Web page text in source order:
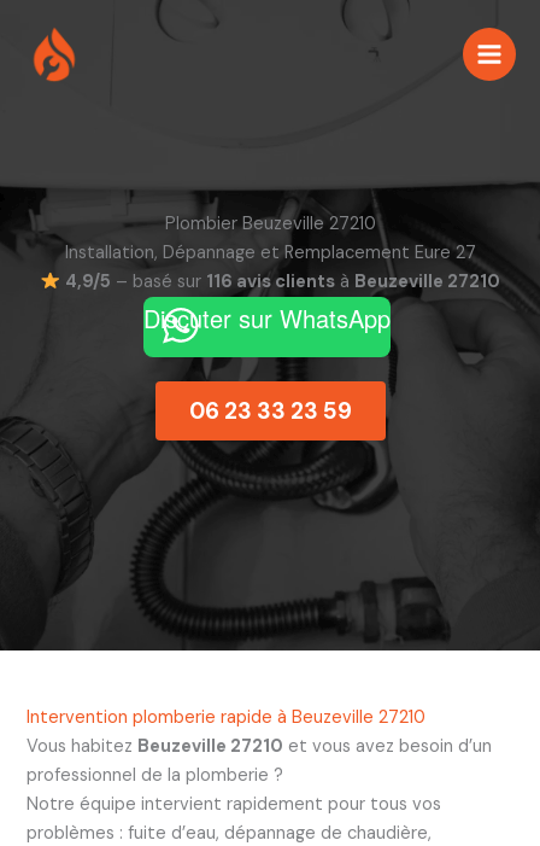
contenu
Plombier Beuzeville 27210
Installation, Dépannage et Remplacement Eure 27
4,9/5 – basé sur 116 avis clientsà Beuzeville 27210
Discuter sur WhatsApp
06 23 33 23 59
Intervention plomberie rapide à Beuzeville 27210
Vous habitez Beuzeville 27210 et vous avez besoin d’un
professionnel de la plomberie ?
Notre équipe intervient rapidement pour tous vos
problèmes : fuite d’eau, dépannage de chaudière,